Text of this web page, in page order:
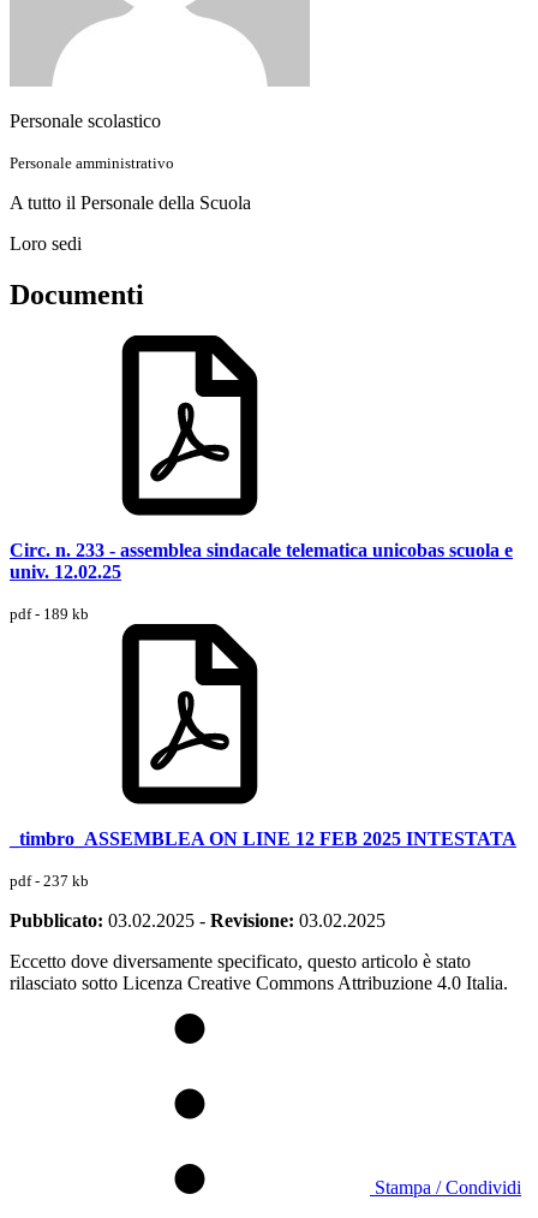
Personale scolastico
Personale amministrativo
A tutto il Personale della Scuola
Loro sedi
Documenti
Circ. n. 233 - assemblea sindacale telematica unicobas scuola e
univ. 12.02.25
pdf - 189 kb
_timbro_ASSEMBLEA ON LINE 12 FEB 2025 INTESTATA
pdf - 237 kb
Pubblicato: 03.02.2025 - Revisione: 03.02.2025
Eccetto dove diversamente specificato, questo articolo è stato
rilasciato sotto Licenza Creative Commons Attribuzione 4.0 Italia.
Stampa / Condividi